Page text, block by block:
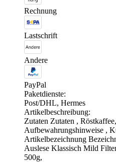
Rechnung
Lastschrift
Andere
PayPal
Paketdienste:
Post/DHL, Hermes
Artikelbeschreibung:
Zutaten Zutaten ,
Aufbewahrungshinweise ,
Artikelbezeichnung
Auslese Klassisch Mild
500g,